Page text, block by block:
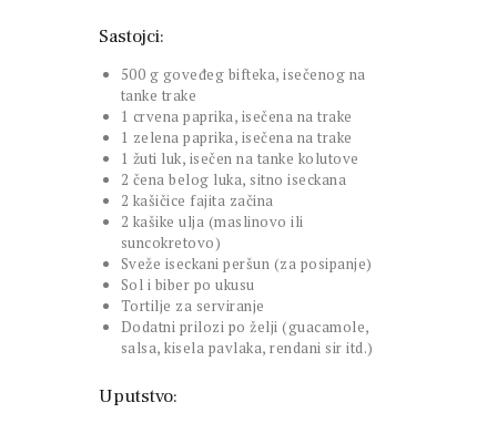
Sastojci:
500 g goveđeg bifteka, isečenog na
tanke trake
1 crvena paprika, isečena na trake
1 zelena paprika, isečena na trake
1 žuti luk, isečen na tanke kolutove
2 čena belog luka, sitno iseckana
2 kašičice fajita začina
2 kašike ulja (maslinovo ili
suncokretovo)
Sveže iseckani peršun (za posipanje)
Sol i biber po ukusu
Tortilje za serviranje
Dodatni prilozi po želji (guacamole,
salsa, kisela pavlaka, rendani sir itd.)
Uputstvo: